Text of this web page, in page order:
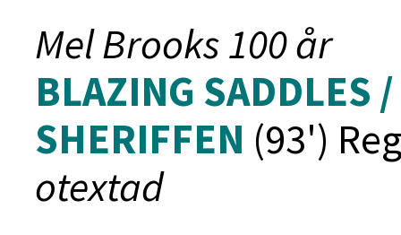
Mel Brooks 100 år
BLAZING SADDLES
SHERIFFEN (93')
otextad